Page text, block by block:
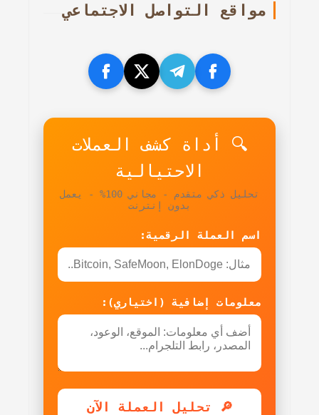
مواقع التواصل الاجتماعي
🔍 أداة كشف العملات
الاحتيالية
تحليل ذكي متقدم - مجاني 100% - يعمل
بدون إنترنت
اسم العملة الرقمية:
معلومات إضافية (اختياري):
🔎 تحليل العملة الآن